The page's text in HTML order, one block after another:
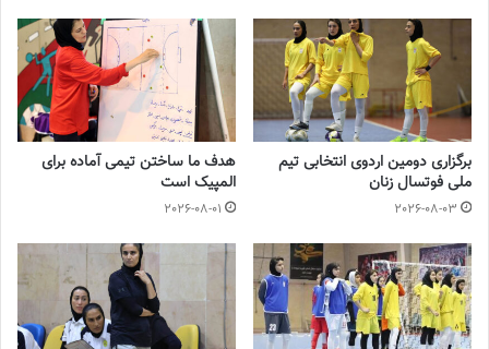
📰 منبع :مهر 📸عکس :مهر
◾️با فوتبالز همراه شوید◾️فوتبالز را در اینستاگرام دنبال کنید
◾️
footballs.women@
فوتسال بانوان
برگزاری دومین اردوی انتخابی تیم
ملی فوتسال زنان
2026-08-03
هدف ما ساختن تیمی آماده برای
المپیک است
2026-08-01